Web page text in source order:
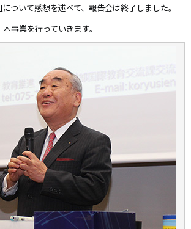
ついて感想を述べて、報告会は終了しました。
事業を行っていきます。